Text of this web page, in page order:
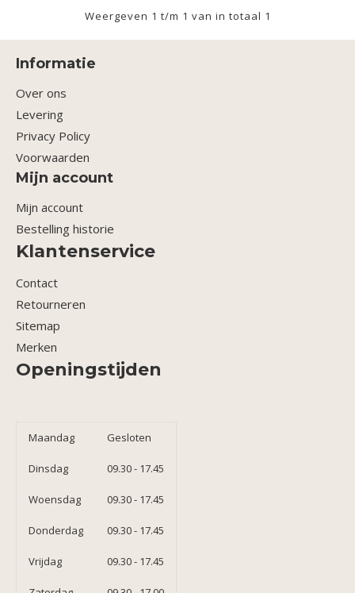
Weergeven 1 t/m 1 van in totaal 1
Informatie
Over ons
Levering
Privacy Policy
Voorwaarden
Mijn account
Mijn account
Bestelling historie
Klantenservice
Contact
Retourneren
Sitemap
Merken
Openingstijden
Maandag Gesloten
Dinsdag 09.30 - 17.45
Woensdag 09.30 - 17.45
Donderdag 09.30 - 17.45
Vrijdag 09.30 - 17.45